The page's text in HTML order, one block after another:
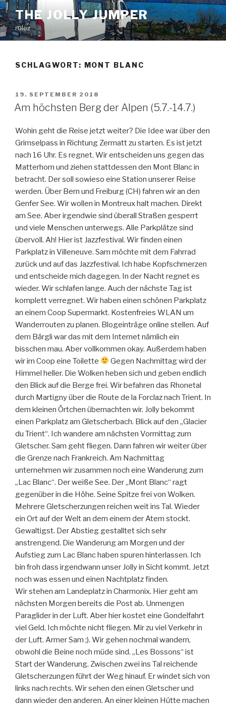
Zum
Inhalt
springen
THE JOLLY JUMPER
rulez
SCHLAGWORT: MONT BLANC
VERÖFFENTLICHT
AM
19. SEPTEMBER 2018
Am höchsten Berg der Alpen (5.7.-14.7.)
Wohin geht die Reise jetzt weiter? Die Idee war über den
Grimselpass in Richtung Zermatt zu starten. Es ist jetzt
nach 16 Uhr. Es regnet. Wir entscheiden uns gegen das
Matterhorn und ziehen stattdessen den Mont Blanc in
betracht. Der soll sowieso eine Station unserer Reise
werden. Über Bern und Freiburg (CH) fahren wir an den
Genfer See. Wir wollen in Montreux halt machen. Direkt
am See. Aber irgendwie sind überall Straßen gesperrt
und viele Menschen unterwegs. Alle Parkplätze sind
übervoll. Ah! Hier ist Jazzfestival. Wir finden einen
Parkplatz in Villeneuve. Sam möchte mit dem Fahrrad
zurück und auf das Jazzfestival. Ich habe Kopfschmerzen
und entscheide mich dagegen. In der Nacht regnet es
wieder. Wir schlafen lange. Auch der nächste Tag ist
komplett verregnet. Wir haben einen schönen Parkplatz
an einem Coop Supermarkt. Kostenfreies WLAN um
Wanderrouten zu planen. Blogeinträge online stellen. Auf
dem Bärgli war das mit dem Internet nämlich ein
bisschen mau. Aber vollkommen okay. Außerdem haben
wir im Coop eine Toilette
Gegen Nachmittag wird der
Himmel heller. Die Wolken heben sich und geben endlich
den Blick auf die Berge frei. Wir befahren das Rhonetal
durch Martigny über die Route de la Forclaz nach Trient. In
dem kleinen Örtchen übernachten wir. Jolly bekommt
einen Parkplatz am Gletscherbach. Blick auf den „Glacier
du Trient“. Ich wandere am nächsten Vormittag zum
Gletscher. Sam geht fliegen. Dann fahren wir weiter über
die Grenze nach Frankreich. Am Nachmittag
unternehmen wir zusammen noch eine Wanderung zum
„Lac Blanc“. Der weiße See. Der „Mont Blanc“ ragt
gegenüber in die Höhe. Seine Spitze frei von Wolken.
Mehrere Gletscherzungen reichen weit ins Tal. Wieder
ein Ort auf der Welt an dem einem der Atem stockt.
Gewaltigst. Der Abstieg gestalltet sich sehr
anstrengend. Die Wanderung am Morgen und der
Aufstieg zum Lac Blanc haben spuren hinterlassen. Ich
bin froh dass irgendwann unser Jolly in Sicht kommt. Jetzt
noch was essen und einen Nachtplatz finden.
Wir stehen am Landeplatz in Charmonix. Hier geht am
nächsten Morgen bereits die Post ab. Unmengen
Paraglider in der Luft. Aber hier kostet eine Gondelfahrt
viel Geld. Ich möchte nicht fliegen. Mir zu viel Verkehr in
der Luft. Armer Sam ;). Wir gehen nochmal wandern,
obwohl die Beine noch müde sind. „Les Bossons“ ist
Start der Wanderung. Zwischen zwei ins Tal reichende
Gletscherzungen führt der Weg hinauf. Er windet sich von
links nach rechts. Wir sehen den einen Gletscher und
dann wieder den anderen. An einer kleinen Hütte machen